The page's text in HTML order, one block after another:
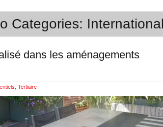
Categories: International
dans les aménagements
, Tertiaire